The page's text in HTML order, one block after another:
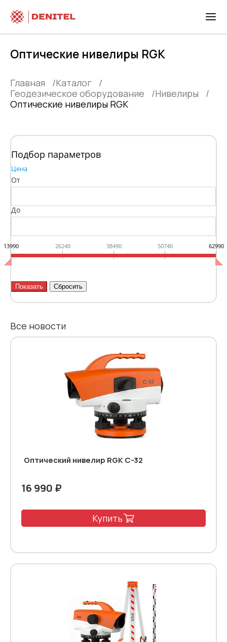
Оптические нивелиры RGK
Главная
Каталог
Геодезическое оборудование
Нивелиры
Оптические нивелиры RGK
Подбор параметров
Цена
От
До
13990 26240 38490 50740 62990
Все новости
Оптический нивелир RGK C-32
16 990 ₽
Купить